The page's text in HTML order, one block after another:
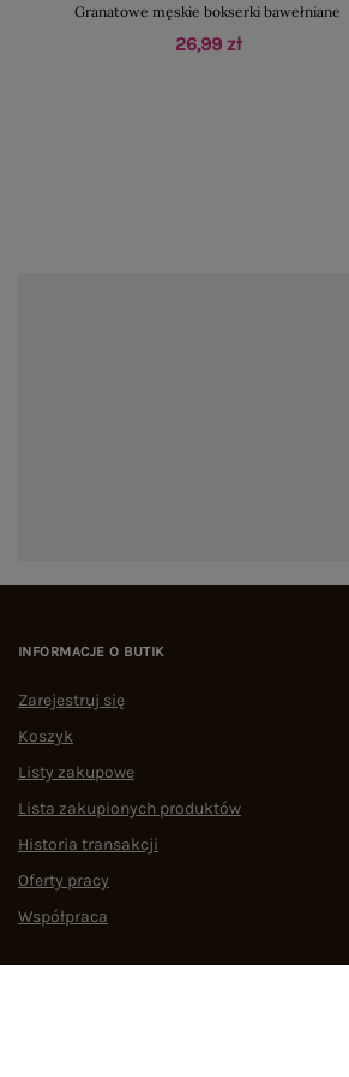
Granatowe męskie bokserki bawełniane
26,99 zł
INFORMACJE O BUTIK
Zarejestruj się
Koszyk
Listy zakupowe
Lista zakupionych produktów
Historia transakcji
Oferty pracy
Współpraca